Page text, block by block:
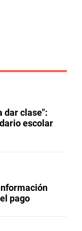
dar clase":
escolar
pago